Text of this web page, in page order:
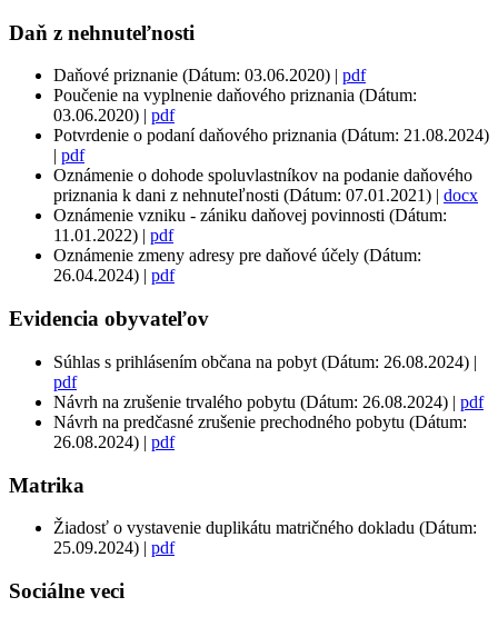
Daň z nehnuteľnosti
Daňové priznanie (Dátum: 03.06.2020) | pdf
Poučenie na vyplnenie daňového priznania (Dátum:
03.06.2020) | pdf
Potvrdenie o podaní daňového priznania (Dátum: 21.08.2024)
| pdf
Oznámenie o dohode spoluvlastníkov na podanie daňového
priznania k dani z nehnuteľnosti (Dátum: 07.01.2021) | docx
Oznámenie vzniku - zániku daňovej povinnosti (Dátum:
11.01.2022) | pdf
Oznámenie zmeny adresy pre daňové účely (Dátum:
26.04.2024) | pdf
Evidencia obyvateľov
Súhlas s prihlásením občana na pobyt (Dátum: 26.08.2024) |
pdf
Návrh na zrušenie trvalého pobytu (Dátum: 26.08.2024) | pdf
Návrh na predčasné zrušenie prechodného pobytu (Dátum:
26.08.2024) | pdf
Matrika
Žiadosť o vystavenie duplikátu matričného dokladu (Dátum:
25.09.2024) | pdf
Sociálne veci